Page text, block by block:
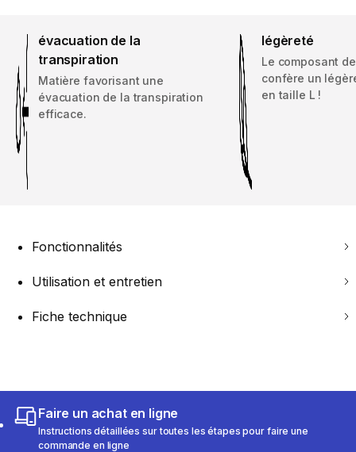
évacuation de la
transpiration
Matière favorisant une
évacuation de la transpiration
efficace.
légèreté
Le composant
confère un
en taille L !
Fonctionnalités
Utilisation et entretien
Fiche technique
Faire un achat en ligne
Instructions détaillées sur toutes les étapes pour faire une
commande en ligne